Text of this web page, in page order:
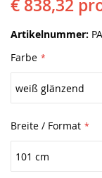
€ 838,32
Artikelnummer
Farbe
Breite / Format